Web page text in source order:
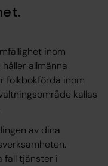
inom
allmänna
folkbokförda inom
kallas
av dina
fall tjänster i